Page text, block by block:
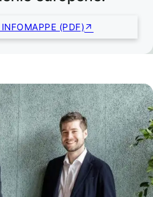
INFOMAPPE (PDF)